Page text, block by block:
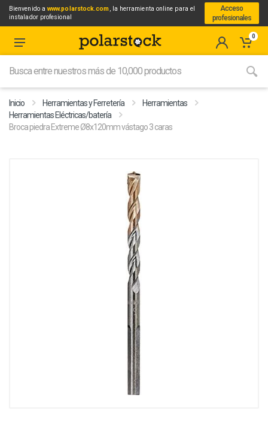
Bienvenido awww.polarstock.com, la herramienta online para el
instalador profesional
Acceso
profesionales
0
Inicio Herramientas y Ferretería
Herramientas
Herramientas Eléctricas/batería
Broca piedra Extreme Ø8x120mm vástago 3 caras